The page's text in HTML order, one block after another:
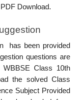
Download.
has been provided
questions are
Class 10th
the solved Class
Subject Provided